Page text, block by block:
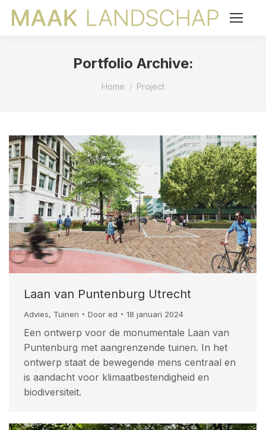
Portfolio Archive:
Je bent hier:
Home Project
Laan van Puntenburg Utrecht
Advies, Tuinen Door ed 18 januari 2024
Een ontwerp voor de monumentale Laan van
Puntenburg met aangrenzende tuinen. In het
ontwerp staat de bewegende mens centraal en
is aandacht voor klimaatbestendigheid en
biodiversiteit.